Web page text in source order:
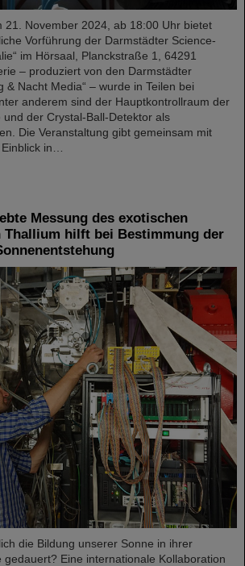
21. November 2024, ab 18:00 Uhr bietet
Vorführung der Darmstädter Science-
im Hörsaal, Planckstraße 1, 64291
– produziert von den Darmstädter
& Nacht Media“ – wurde in Teilen bei
anderem sind der Hauptkontrollraum der
und der Crystal-Ball-Detektor als
Die Veranstaltung gibt gemeinsam mit
in…
Messung des exotischen
Thallium hilft bei Bestimmung der
die Bildung unserer Sonne in ihrer
gedauert? Eine internationale Kollaboration